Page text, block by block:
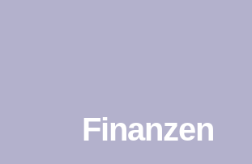
Finanzen